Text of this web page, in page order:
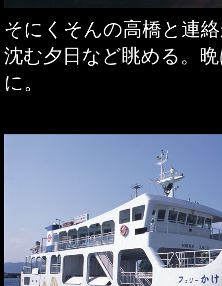
そにくそんの高橋と連
沈む夕日など眺める。
に。